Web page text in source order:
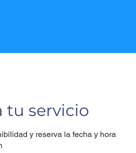
tu servicio
y reserva la fecha y hora